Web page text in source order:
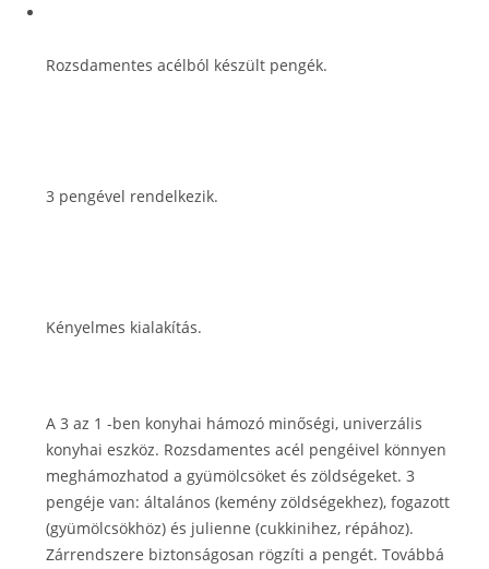
Rozsdamentes acélból készült pengék.
3 pengével rendelkezik.
Kényelmes kialakítás.
A 3 az 1 -ben konyhai hámozó minőségi, univerzális
konyhai eszköz. Rozsdamentes acél pengéivel könnyen
meghámozhatod a gyümölcsöket és zöldségeket. 3
pengéje van: általános (kemény zöldségekhez), fogazott
(gyümölcsökhöz) és julienne (cukkinihez, répához).
Zárrendszere biztonságosan rögzíti a pengét. Továbbá